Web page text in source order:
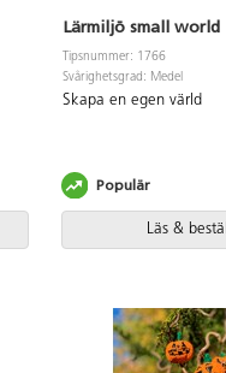
Lärmiljö small world
Tipsnummer: 1766
Svårighetsgrad: Medel
Skapa en egen värld
Läs & beställ
Populär